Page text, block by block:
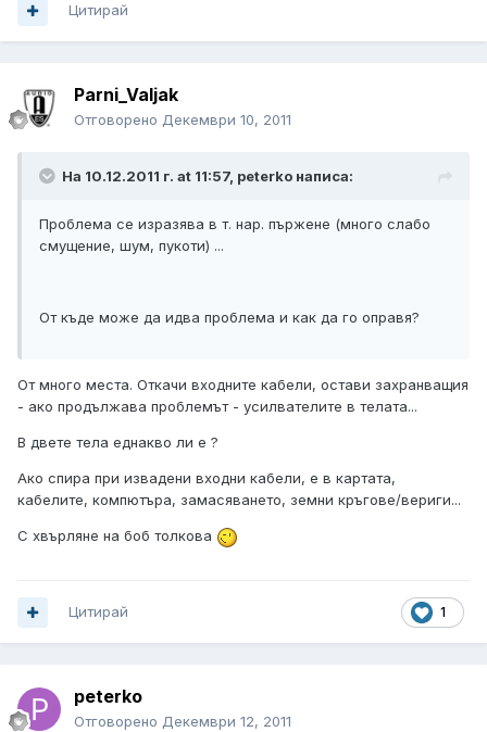
Цитирай
Parni_Valjak
Отговорено Декември 10, 2011
На 10.12.2011 г. at 11:57, peterko написа:
Проблема се изразява в т. нар. пържене (много слабо
смущение, шум, пукоти) ...
От къде може да идва проблема и как да го оправя?
От много места. Откачи входните кабели, остави захранващия
- ако продължава проблемът - усилвателите в телата...
В двете тела еднакво ли е ?
Ако спира при извадени входни кабели, е в картата,
кабелите, компютъра, замасяването, земни кръгове/вериги...
С хвърляне на боб толкова
1
Цитирай
peterko
Отговорено Декември 12, 2011